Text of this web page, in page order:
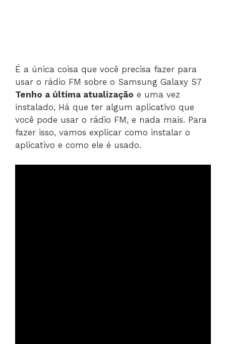
É a única coisa que você precisa fazer para
usar o rádio FM sobre o Samsung Galaxy S7
Tenho a última atualização e uma vez
instalado, Há que ter algum aplicativo que
você pode usar o rádio FM, e nada mais. Para
fazer isso, vamos explicar como instalar o
aplicativo e como ele é usado.